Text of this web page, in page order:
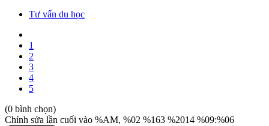
Tư vấn du học
1
2
3
4
5
(0 bình chọn)
Chỉnh sửa lần cuối vào %AM, %02 %163 %2014 %09:%06